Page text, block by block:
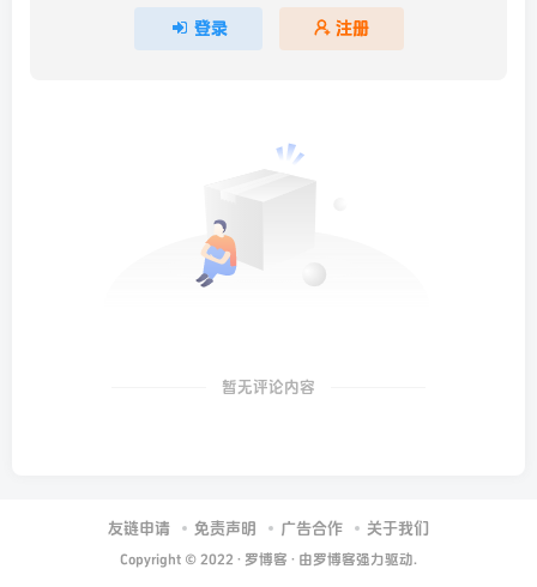
登录 注册
暂无评论内容
友链申请 免责声明 广告合作 关于我们
Copyright © 2022 · 罗博客 · 由罗博客强力驱动.